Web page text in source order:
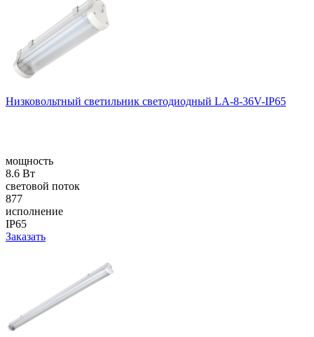
Низковольтный светильник светодиодный LA-8-36V-IP65
мощность
8.6 Вт
световой поток
877
исполнение
IP65
Заказать